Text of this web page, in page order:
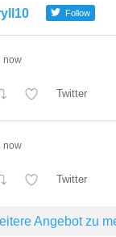
Follow
now
Twitter
now
Twitter
Angebot zu